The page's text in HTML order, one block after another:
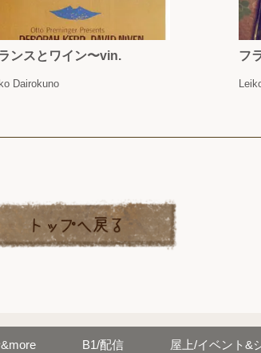
ンスとワイン〜vin.
Dairokuno
フ
B1/配信 屋上/イベント&